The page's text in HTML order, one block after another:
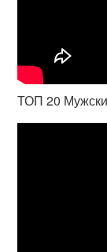
ТОП 20